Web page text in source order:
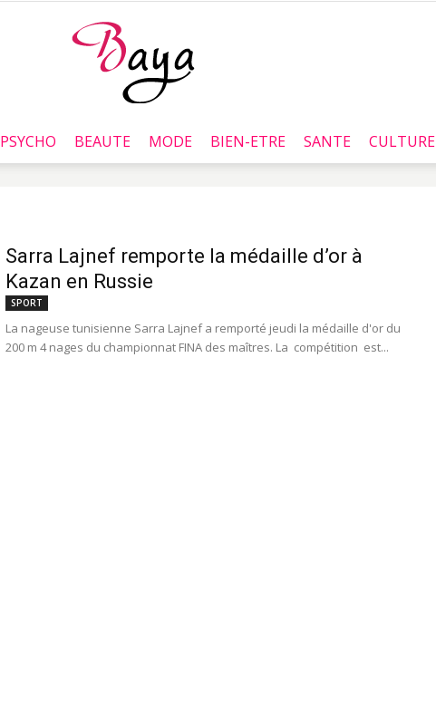
Baya.tn
PSYCHO BEAUTE MODE BIEN-ETRE SANTE CULTURE
Sarra Lajnef remporte la médaille d’or à
Kazan en Russie
SPORT
La nageuse tunisienne Sarra Lajnef a remporté jeudi la médaille d'or du
200 m 4 nages du championnat FINA des maîtres. La compétition est...